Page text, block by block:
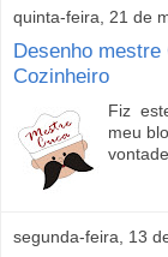
quinta-feira, 21 de
Desenho mestre
Cozinheiro
Fiz
meu
segunda-feira, 13